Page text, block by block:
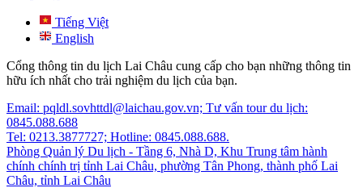
Tiếng Việt
English
Cổng thông tin du lịch Lai Châu cung cấp cho bạn những thông tin
hữu ích nhất cho trải nghiệm du lịch của bạn.
Email: pqldl.sovhttdl@laichau.gov.vn; Tư vấn tour du lịch:
0845.088.688
Tel: 0213.3877727; Hotline: 0845.088.688.
Phòng Quản lý Du lịch - Tầng 6, Nhà D, Khu Trung tâm hành
chính chính trị tỉnh Lai Châu, phường Tân Phong, thành phố Lai
Châu, tỉnh Lai Châu